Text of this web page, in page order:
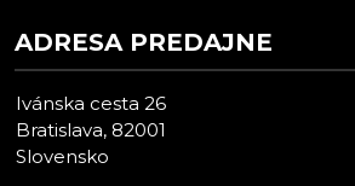
ADRESA PREDAJNE
Ivánska cesta 26
Bratislava, 82001
Slovensko